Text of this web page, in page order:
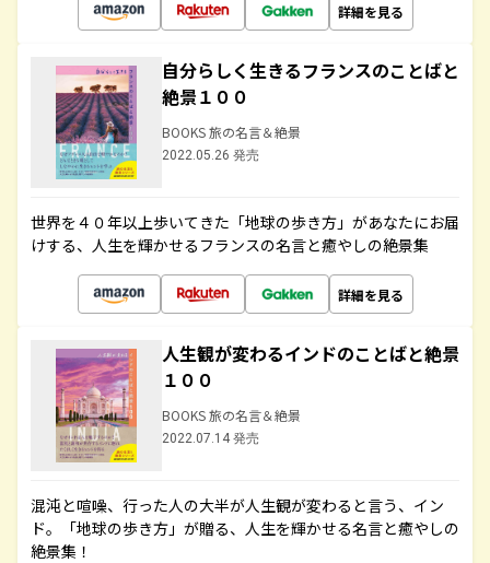
詳細を見る
自分らしく生きるフランスのことばと
絶景１００
BOOKS 旅の名言＆絶景
2022.05.26 発売
世界を４０年以上歩いてきた「地球の歩き方」があなたにお届
けする、人生を輝かせるフランスの名言と癒やしの絶景集
詳細を見る
人生観が変わるインドのことばと絶景
１００
BOOKS 旅の名言＆絶景
2022.07.14 発売
混沌と喧噪、行った人の大半が人生観が変わると言う、イン
ド。「地球の歩き方」が贈る、人生を輝かせる名言と癒やしの
絶景集！